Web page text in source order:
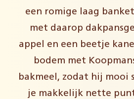
een romige laag
met daarop
appel en een beetje
bodem met
bakmeel, zodat hij mooi
je makkelijk nette